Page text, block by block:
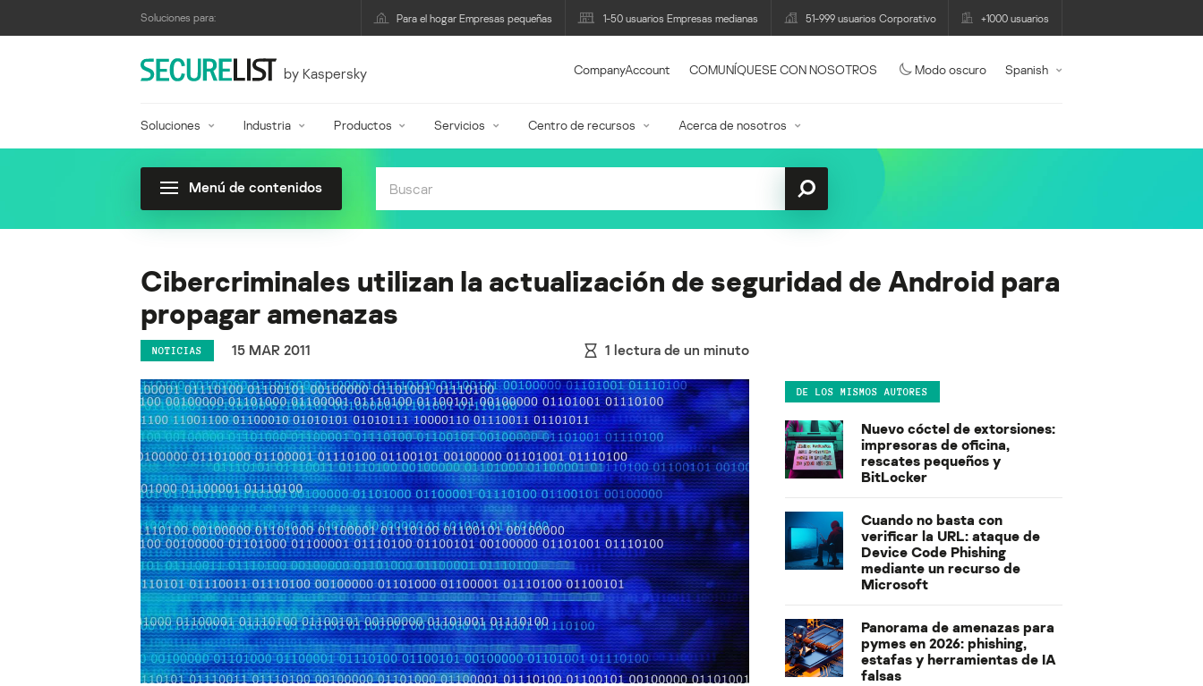
Soluciones para: Para el hogar Empresas pequeñas 1-50 usuarios Empresas medianas 51-999 usuarios Corporativo +1000 usuarios
by Kaspersky CompanyAccount COMUNÍQUESE CON NOSOTROS Modo oscuro Spanish
Soluciones Industria Productos Servicios Centro de recursos Acerca de nosotros
Menú de contenidos
Cibercriminales utilizan la actualización de seguridad de Android para
propagar amenazas
NOTICIAS 15 MAR 2011 1 lectura de un minuto
DE LOS MISMOS AUTORES
Nuevo cóctel de extorsiones:
impresoras de oficina,
rescates pequeños y
BitLocker
Cuando no basta con
verificar la URL: ataque de
Device Code Phishing
mediante un recurso de
Microsoft
Panorama de amenazas para
pymes en 2026: phishing,
estafas y herramientas de IA
falsas